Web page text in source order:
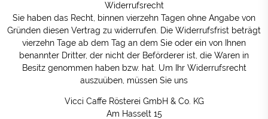
Widerrufsrecht
Sie haben das Recht, binnen vierzehn Tagen ohne Angabe von
Gründen diesen Vertrag zu widerrufen. Die Widerrufsfrist beträgt
vierzehn Tage ab dem Tag an dem Sie oder ein von Ihnen
benannter Dritter, der nicht der Beförderer ist, die Waren in
Besitz genommen haben bzw. hat. Um Ihr Widerrufsrecht
auszuüben, müssen Sie uns
Vicci Caffe Rösterei GmbH & Co. KG
Am Hasselt 15